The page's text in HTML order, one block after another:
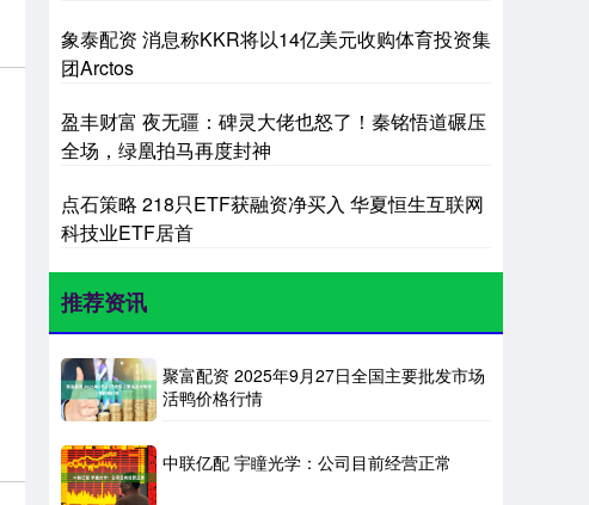
象泰配资 消息称KKR将以14亿美元收购体育投资集
团Arctos
盈丰财富 夜无疆：碑灵大佬也怒了！秦铭悟道碾压
全场，绿凰拍马再度封神
点石策略 218只ETF获融资净买入 华夏恒生互联网
科技业ETF居首
推荐资讯
聚富配资 2025年9月27日全国主要批发市场
活鸭价格行情
中联亿配 宇瞳光学：公司目前经营正常